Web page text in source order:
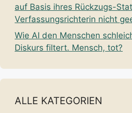
auf Basis ihres Rückzugs-
Verfassungsrichterin nicht
Wie AI den Menschen
Diskurs filtert. Mensch, tot?
ALLE KATEGORIEN